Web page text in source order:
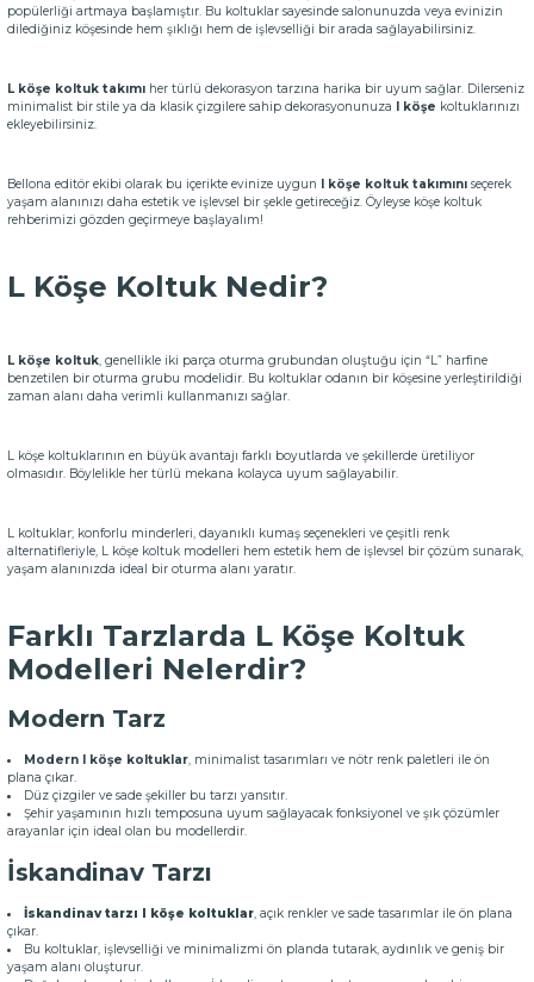
popülerliği artmaya başlamıştır. Bu koltuklar sayesinde salonunuzda veya evinizin
dilediğiniz köşesinde hem şıklığı hem de işlevselliği bir arada sağlayabilirsiniz.
L köşe koltuk takımı her türlü dekorasyon tarzına harika bir uyum sağlar. Dilerseniz
minimalist bir stile ya da klasik çizgilere sahip dekorasyonunuza l köşe koltuklarınızı
ekleyebilirsiniz.
Bellona editör ekibi olarak bu içerikte evinize uygun l köşe koltuk takımını seçerek
yaşam alanınızı daha estetik ve işlevsel bir şekle getireceğiz. Öyleyse köşe koltuk
rehberimizi gözden geçirmeye başlayalım!
L Köşe Koltuk Nedir?
L köşe koltuk, genellikle iki parça oturma grubundan oluştuğu için “L” harfine
benzetilen bir oturma grubu modelidir. Bu koltuklar odanın bir köşesine yerleştirildiği
zaman alanı daha verimli kullanmanızı sağlar.
L köşe koltuklarının en büyük avantajı farklı boyutlarda ve şekillerde üretiliyor
olmasıdır. Böylelikle her türlü mekana kolayca uyum sağlayabilir.
L koltuklar; konforlu minderleri, dayanıklı kumaş seçenekleri ve çeşitli renk
alternatifleriyle, L köşe koltuk modelleri hem estetik hem de işlevsel bir çözüm sunarak,
yaşam alanınızda ideal bir oturma alanı yaratır.
Farklı Tarzlarda L Köşe Koltuk
Modelleri Nelerdir?
Modern Tarz
Modern l köşe koltuklar, minimalist tasarımları ve nötr renk paletleri ile ön
plana çıkar.
Düz çizgiler ve sade şekiller bu tarzı yansıtır.
Şehir yaşamının hızlı temposuna uyum sağlayacak fonksiyonel ve şık çözümler
arayanlar için ideal olan bu modellerdir.
İskandinav Tarzı
İskandinav tarzı l köşe koltuklar, açık renkler ve sade tasarımlar ile ön plana
çıkar.
Bu koltuklar, işlevselliği ve minimalizmi ön planda tutarak, aydınlık ve geniş bir
yaşam alanı oluşturur.